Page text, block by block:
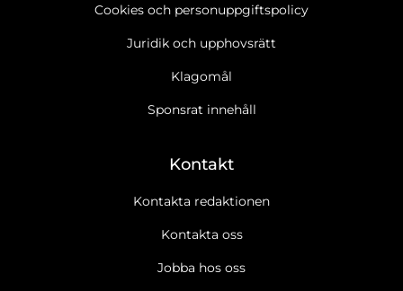
Cookies och personuppgiftspolicy
Juridik och upphovsrätt
Klagomål
Sponsrat innehåll
Kontakt
Kontakta redaktionen
Kontakta oss
Jobba hos oss